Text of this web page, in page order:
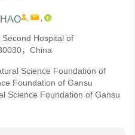
, ,
Hospital of
，China
Science Foundation of
Foundation of Gansu
Science Foundation of Gansu